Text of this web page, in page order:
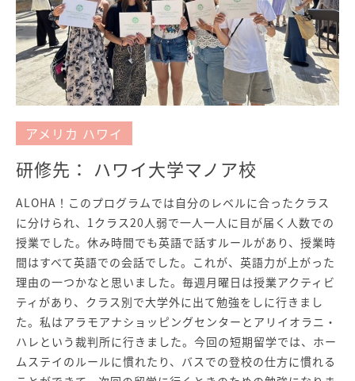
研修先： ハワイ大学マノア校
アメリカ ハワイ
ALOHA！このプログラムでは自分のレベルに合ったクラス
に分けられ、1クラス20人弱で一人一人に目が届く人数での
授業でした。休み時間でも英語で話すルールがあり、授業時
間はすべて英語での会話でした。これが、英語力が上がった
理由の一つかなと思いました。毎週月曜日は授業アクティビ
ティがあり、クラス別で大学外に出て勉強をしに行きまし
た。私はアラモアナショッピングセンターとアリイオラニ・
ハレという裁判所に行きました。今回の短期留学では、ホー
ムステイのルールに慣れたり、バスでの登校の仕方に慣れる